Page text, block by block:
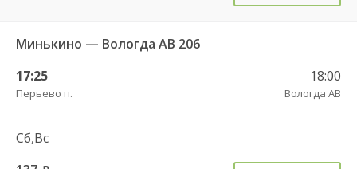
Минькино — Вологда АВ 206
17:25
Перьево п.
18:00
Вологда АВ
Сб,Вс